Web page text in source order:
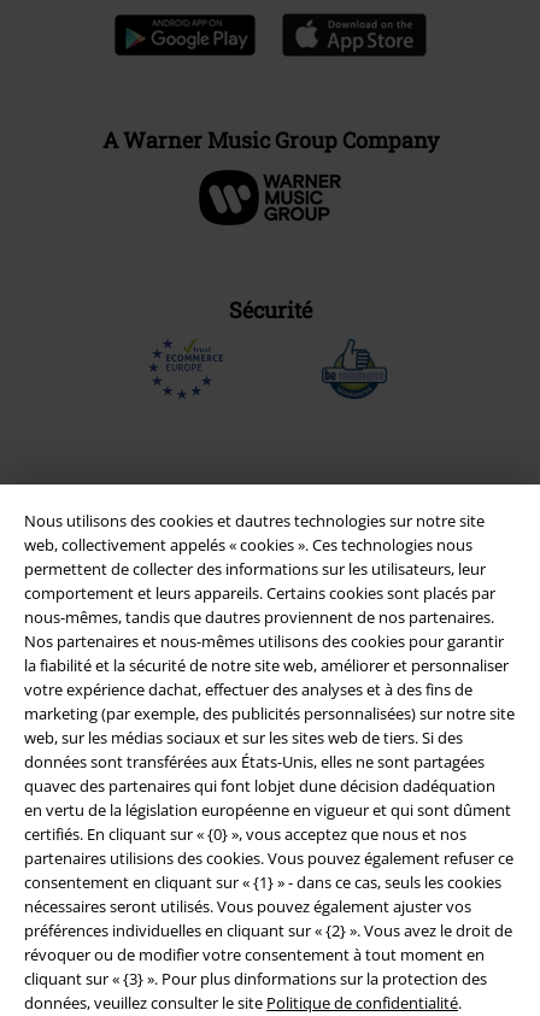
Nous utilisons des cookies et dautres technologies sur notre site
web, collectivement appelés « cookies ». Ces technologies nous
permettent de collecter des informations sur les utilisateurs, leur
comportement et leurs appareils. Certains cookies sont placés par
nous-mêmes, tandis que dautres proviennent de nos partenaires.
Nos partenaires et nous-mêmes utilisons des cookies pour garantir
la fiabilité et la sécurité de notre site web, améliorer et personnaliser
votre expérience dachat, effectuer des analyses et à des fins de
marketing (par exemple, des publicités personnalisées) sur notre site
web, sur les médias sociaux et sur les sites web de tiers. Si des
données sont transférées aux États-Unis, elles ne sont partagées
quavec des partenaires qui font lobjet dune décision dadéquation
en vertu de la législation européenne en vigueur et qui sont dûment
certifiés. En cliquant sur « {0} », vous acceptez que nous et nos
partenaires utilisions des cookies. Vous pouvez également refuser ce
consentement en cliquant sur « {1} » - dans ce cas, seuls les cookies
nécessaires seront utilisés. Vous pouvez également ajuster vos
préférences individuelles en cliquant sur « {2} ». Vous avez le droit de
révoquer ou de modifier votre consentement à tout moment en
cliquant sur « {3} ». Pour plus dinformations sur la protection des
données, veuillez consulter le site Politique de confidentialité.
A Warner Music Group Company
Sécurité
Légal
Conditions générales
Éditeur
Clauses de confidentialité
Élimination des déchets et protection de l'environnement
Déclaration de Conformité
Informations sur l'accessibilité